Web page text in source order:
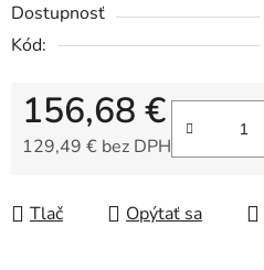
Dostupnosť
Kód:
156,68 €
129,49 € bez DPH
Tlač Opýtať sa